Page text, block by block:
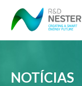
NOTÍCIAS